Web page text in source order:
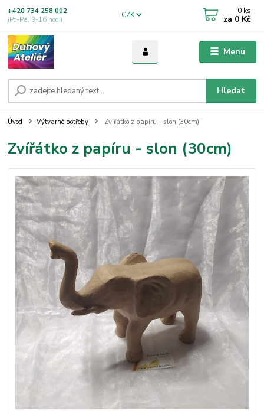
Menu
CZK
Hledat
+420 734 258 002
(Po-Pá, 9-16 hod.)
0 ks
za 0 Kč
Úvod Výtvarné potřeby Zvířátko z papíru - slon (30cm)
Zvířátko z papíru - slon (30cm)